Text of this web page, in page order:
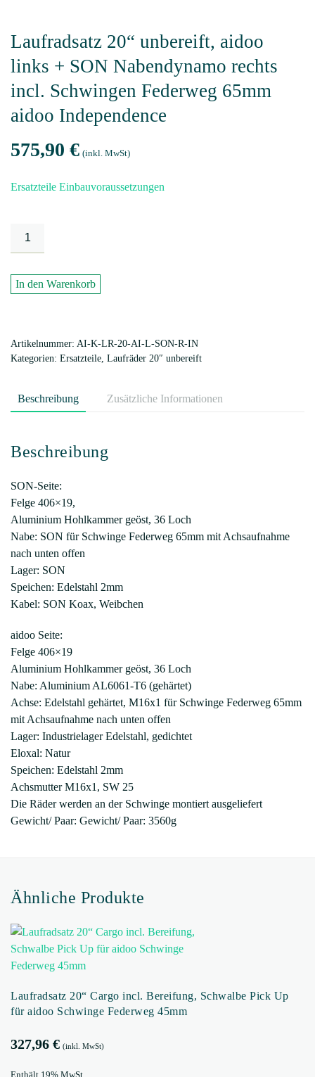
Laufradsatz 20“ unbereift, aidoo
links + SON Nabendynamo rechts
incl. Schwingen Federweg 65mm
aidoo Independence
575,90 € (inkl. MwSt)
Ersatzteile Einbauvoraussetzungen
Laufradsatz
aidoo
Nabendynamo
rechts
Schwingen
aidoo
Menge
In den Warenkorb
Artikelnummer: AI-K-LR-20-AI-L-SON-R-IN
Kategorien: Ersatzteile Laufräder 20″ unbereift
Beschreibung Zusätzliche Informationen
Beschreibung
SON-Seite:
Felge 406×19,
Aluminium Hohlkammer geöst, 36 Loch
Nabe: SON für Schwinge Federweg 65mm mit Achsaufnahme
nach unten offen
Lager: SON
Speichen: Edelstahl 2mm
Kabel: SON Koax, Weibchen
aidoo Seite:
Felge 406×19
Aluminium Hohlkammer geöst, 36 Loch
Nabe: Aluminium AL6061-T6 (gehärtet)
Achse: Edelstahl gehärtet, M16x1 für Schwinge Federweg 65mm
mit Achsaufnahme nach unten offen
Lager: Industrielager Edelstahl, gedichtet
Eloxal: Natur
Speichen: Edelstahl 2mm
Achsmutter M16x1, SW 25
Die Räder werden an der Schwinge montiert ausgeliefert
Gewicht/ Paar: Gewicht/ Paar: 3560g
Ähnliche Produkte
Laufradsatz 20“ Cargo incl. Bereifung, Schwalbe Pick Up
für aidoo Schwinge Federweg 45mm
327,96 € (inkl. MwSt)